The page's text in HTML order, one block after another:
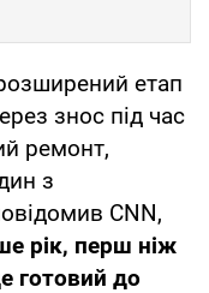
етап
знос під час
ремонт,
з
CNN,
рік, перш ніж
готовий до